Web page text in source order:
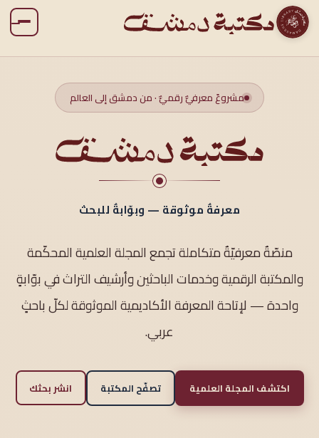
مشروعٌ معرفيٌّ رقميٌّ · من دمشق إلى العالم
معرفةٌ موثوقة — وبوّابةٌ للبحث
منصّةٌ معرفيّةٌ متكاملة تجمع المجلة العلمية المحكّمة
والمكتبة الرقمية وخدمات الباحثين وأرشيف التراث في بوّابةٍ
واحدة — لإتاحة المعرفة الأكاديمية الموثوقة لكلّ باحثٍ
عربي.
اكتشف المجلة العلمية تصفّح المكتبة انشر بحثك